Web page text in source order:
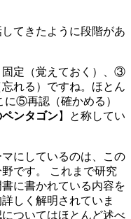
てきたように段階があ
定（覚えておく）、③
れる）ですね。ほとん
に⑤再認（確かめる）
ンタゴン】と称してい
にしているのは、この
です。 これまで研究
に書かれている内容を
しく解明されていま
ついてはほとんど述べ